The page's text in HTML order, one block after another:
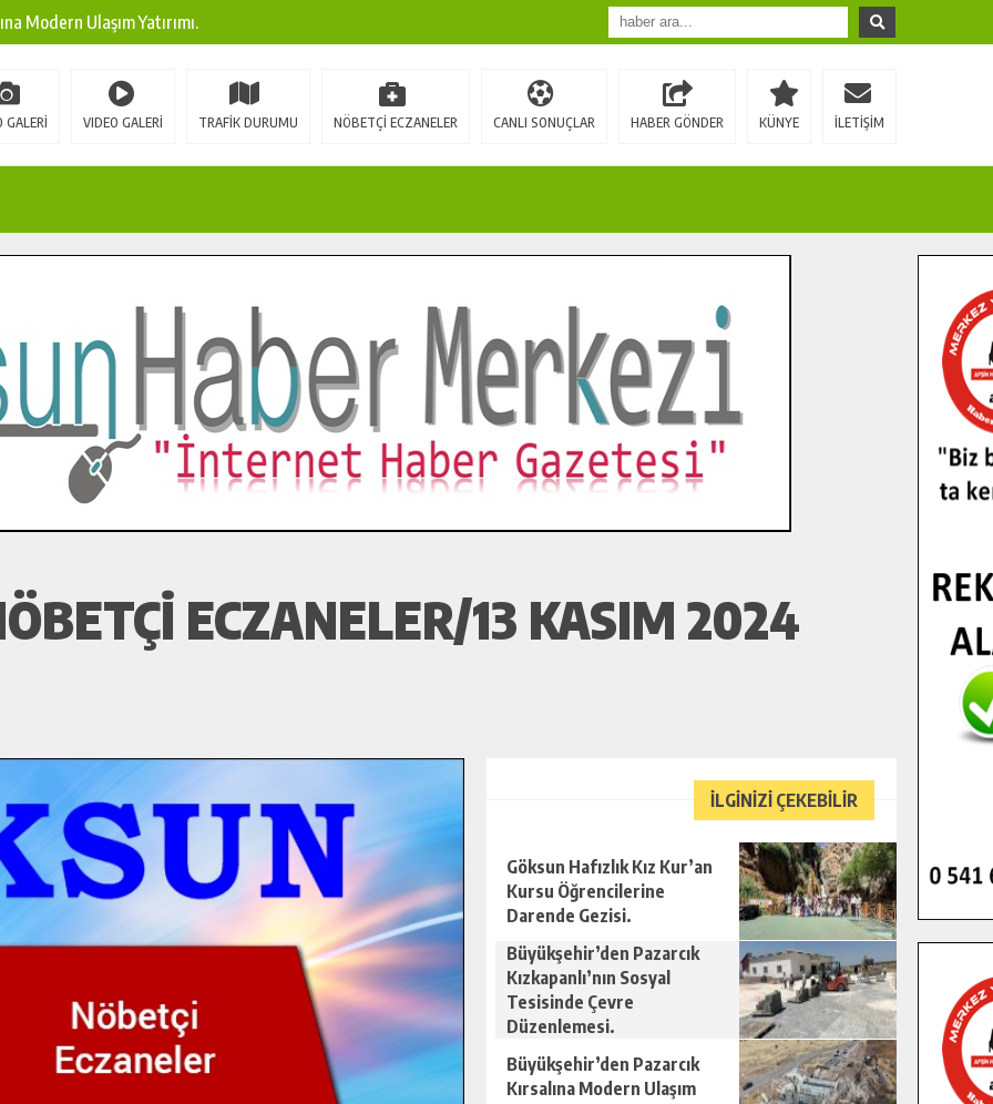
Modern Ulaşım Yatırımı.
Edinilen Bilgi Türk Tarımına Katkı Sağlayacak.
Sıcak Asfalt Serimine Başladı.
Medya ve Fotoğrafçılığı Keşfetti.
Konforunu Yükseltiyor.
GALERİ VIDEO GALERİ TRAFİK DURUMU NÖBETÇİ ECZANELER CANLI SONUÇLAR HABER GÖNDER KÜNYE İLETİŞİM
ECZANELER/13 KASIM 2024
İLGİNİZİ ÇEKEBİLİR
Göksun Hafızlık Kız Kur’an
Kursu Öğrencilerine
Darende Gezisi.
Büyükşehir’den Pazarcık
Kızkapanlı’nın Sosyal
Tesisinde Çevre
Düzenlemesi.
Büyükşehir’den Pazarcık
Kırsalına Modern Ulaşım